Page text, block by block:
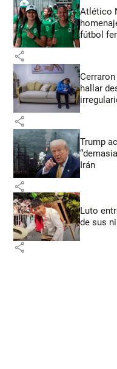
Atlético
fútbol
share
hallar
share
Trump
Irán
share
Luto
de sus
share